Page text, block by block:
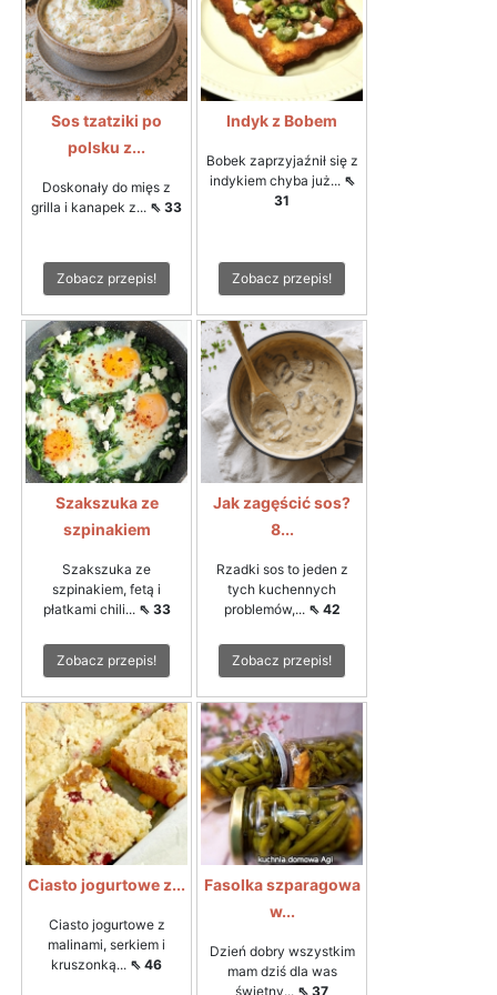
Sos tzatziki po
polsku z...
Doskonały do mięs z
grilla i kanapek z... ⇖ 33
Zobacz przepis!
Indyk z Bobem
Bobek zaprzyjaźnił się z
indykiem chyba już... ⇖
31
Zobacz przepis!
Szakszuka ze
szpinakiem
Szakszuka ze
szpinakiem, fetą i
płatkami chili... ⇖ 33
Zobacz przepis!
Jak zagęścić sos?
8...
Rzadki sos to jeden z
tych kuchennych
problemów,... ⇖ 42
Zobacz przepis!
Ciasto jogurtowe z...
Ciasto jogurtowe z
malinami, serkiem i
kruszonką... ⇖ 46
Fasolka szparagowa
w...
Dzień dobry wszystkim
mam dziś dla was
świetny... ⇖ 37